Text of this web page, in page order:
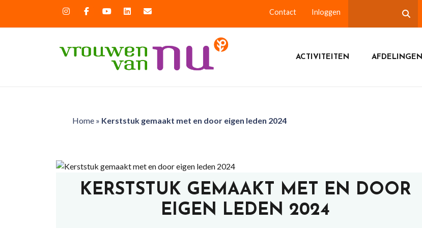
Contact Inloggen
ACTIVITEITEN AFDELINGEN
Home» Kerststuk gemaakt met en door eigen leden 2024
KERSTSTUK GEMAAKT MET EN DOOR
EIGEN LEDEN 2024